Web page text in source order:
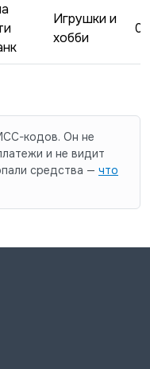
Игрушки и
хобби
кодов. Он не
и не видит
средства — что